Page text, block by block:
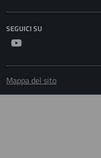
SEGUICI SU
Mappa del sito